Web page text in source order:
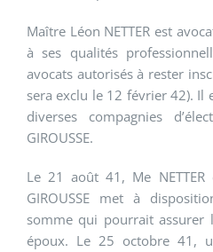
Maître Léon NETTER est
à ses qualités
avocats autorisés à rester
sera exclu le 12 février 42). Il
diverses compagnies
GIROUSSE.
Le 21 août 41, Me
GIROUSSE met à
somme qui pourrait assurer
époux. Le 25 octobre 41,